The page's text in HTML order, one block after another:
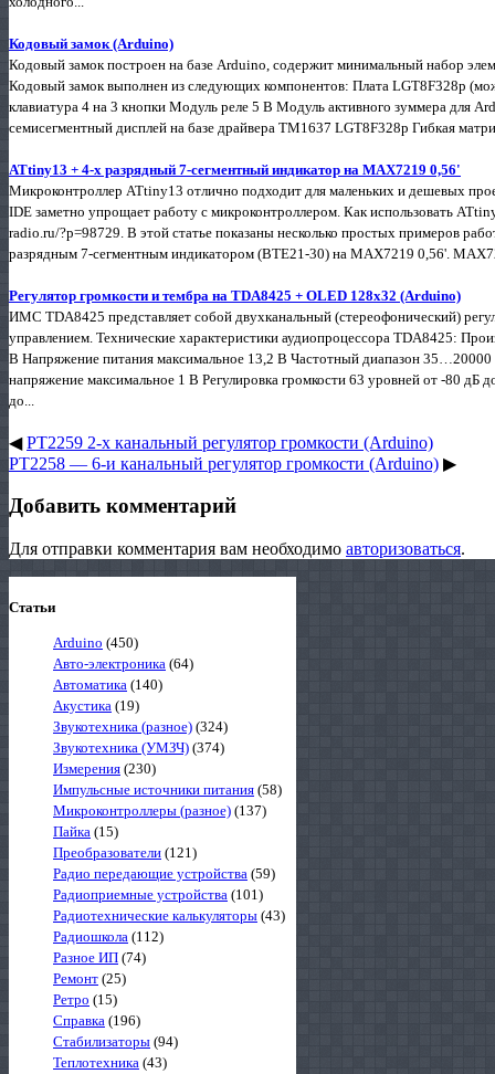
Кодовый замок (Arduino)
Кодовый замок построен на базе Arduino, содержит минимальный набор
Кодовый замок выполнен из следующих компонентов: Плата LGT8F328p
клавиатура 4 на 3 кнопки Модуль реле 5 В Модуль активного зуммера для
семисегментный дисплей на базе драйвера TM1637 LGT8F328p Гибкая
ATtiny13 + 4-х разрядный 7-сегментный индикатор на MAX7219 0,56'
Микроконтроллер ATtiny13 отлично подходит для маленьких и дешевых
IDE заметно упрощает работу с микроконтроллером. Как использовать
radio.ru/?p=98729. В этой статье показаны несколько простых примеров
разрядным 7-сегментным индикатором (BTE21-30) на MAX7219 0,56'.
Регулятор громкости и тембра на TDA8425 + OLED 128x32 (Arduino)
ИМС TDA8425 представляет собой двухканальный (стереофонический)
управлением. Технические характеристики аудиопроцессора TDA8425:
В Напряжение питания максимальное 13,2 В Частотный диапазон
напряжение максимальное 1 В Регулировка громкости 63 уровней от -80 дБ
до...
◀PT2259 2-х канальный регулятор громкости (Arduino)
PT2258 — 6-и канальный регулятор громкости (Arduino) ▶
Добавить комментарий
Для отправки комментария вам необходимо авторизоваться.
Статьи
Arduino (450)
Авто-электроника (64)
Автоматика (140)
Акустика (19)
Звукотехника (разное) (324)
Звукотехника (УМЗЧ) (374)
Измерения (230)
Импульсные источники питания (58)
Микроконтроллеры (разное) (137)
Пайка (15)
Преобразователи (121)
Радио передающие устройства (59)
Радиоприемные устройства (101)
Радиотехнические калькуляторы (43)
Радиошкола (112)
Разное ИП (74)
Ремонт (25)
Ретро (15)
Справка (196)
Стабилизаторы (94)
Теплотехника (43)